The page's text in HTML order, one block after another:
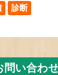
診断
問い合わ